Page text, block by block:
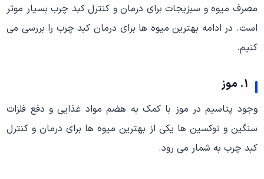
مصرف میوه و سبزیجات برای درمان و کنترل کبد چرب بسیار موثر
است. در ادامه بهترین میوه ها برای درمان کبد چرب را بررسی می
کنیم.
1. موز
وجود پتاسیم در موز با کمک به هضم مواد غذایی و دفع فلزات
سنگین و توکسین ها یکی از بهترین میوه ها برای درمان و کنترل
کبد چرب به شمار می رود.